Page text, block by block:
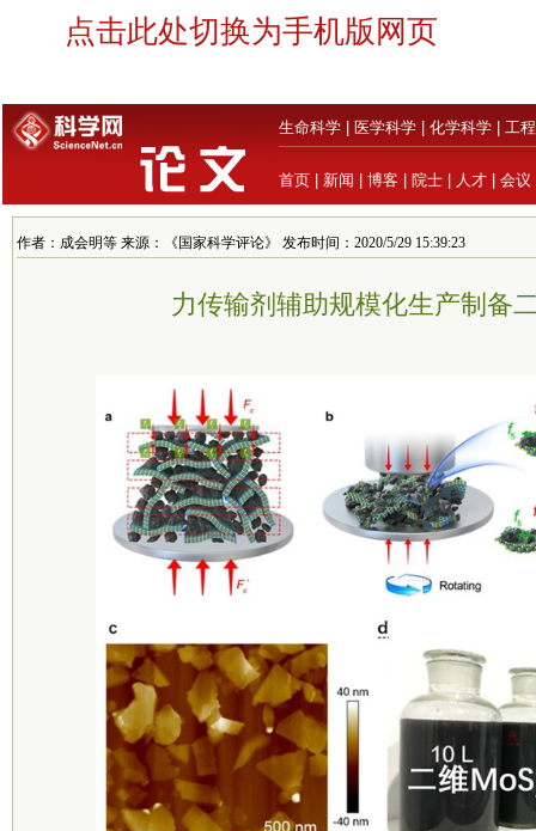
点击此处切换为手机版网页
生命科学 医学科学 化学科学 工
首页 新闻 博客 院士 人才 会议
作者：成会明等 来源：《国家科学评论》 发布时间：2020/5/29 15:39:23
力传输剂辅助规模化生产制备